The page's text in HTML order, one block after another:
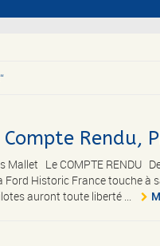
Compte Rendu,
Le COMPTE RENDU
Ford Historic France touche
auront toute liberté ...